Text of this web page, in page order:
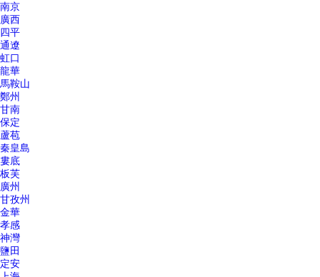
南京
廣西
四平
通遼
虹口
龍華
馬鞍山
鄭州
甘南
保定
蘆苞
秦皇島
婁底
板芙
廣州
甘孜州
金華
孝感
神灣
鹽田
定安